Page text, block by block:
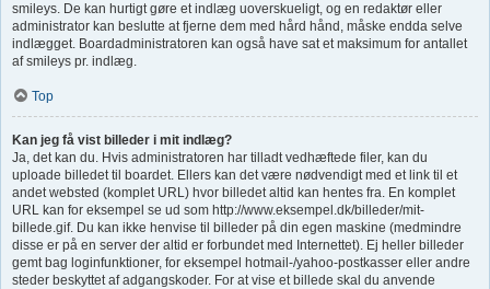
smileys. De kan hurtigt gøre et indlæg uoverskueligt, og en redaktør eller
administrator kan beslutte at fjerne dem med hård hånd, måske endda selve
indlægget. Boardadministratoren kan også have sat et maksimum for antallet
af smileys pr. indlæg.
Top
Kan jeg få vist billeder i mit indlæg?
Ja, det kan du. Hvis administratoren har tilladt vedhæftede filer, kan du
uploade billedet til boardet. Ellers kan det være nødvendigt med et link til et
andet websted (komplet URL) hvor billedet altid kan hentes fra. En komplet
URL kan for eksempel se ud som http://www.eksempel.dk/billeder/mit-
billede.gif. Du kan ikke henvise til billeder på din egen maskine (medmindre
disse er på en server der altid er forbundet med Internettet). Ej heller billeder
gemt bag loginfunktioner, for eksempel hotmail-/yahoo-postkasser eller andre
steder beskyttet af adgangskoder. For at vise et billede skal du anvende